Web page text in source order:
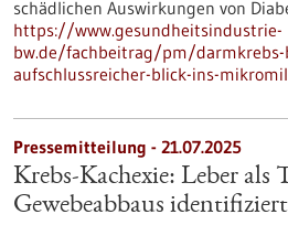
schädlichen Auswirkungen von
https://www.gesundheitsindustrie-
bw.de/fachbeitrag/pm/darmkrebs-
aufschlussreicher-blick-ins-
Pressemitteilung - 21.07.2025
Krebs-Kachexie: Leber als
Gewebeabbaus identifiziert